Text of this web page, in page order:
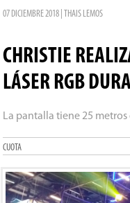
07 DICIEMBRE 2018 | THAIS LEMOS
CHRISTIE
LÁSER RGB
La pantalla tiene 25
CUOTA